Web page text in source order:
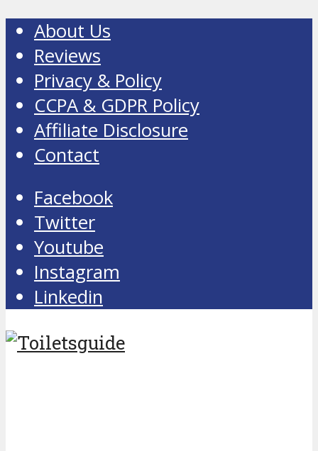
About Us
Reviews
Privacy & Policy
CCPA & GDPR Policy
Affiliate Disclosure
Contact
Facebook
Twitter
Youtube
Instagram
Linkedin